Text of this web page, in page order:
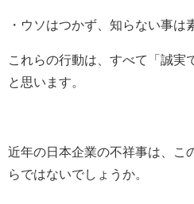
・ウソはつかず、知らない事は
これらの行動は、すべて「誠実
と思います。
近年の日本企業の不祥事は、こ
らではないでしょうか。